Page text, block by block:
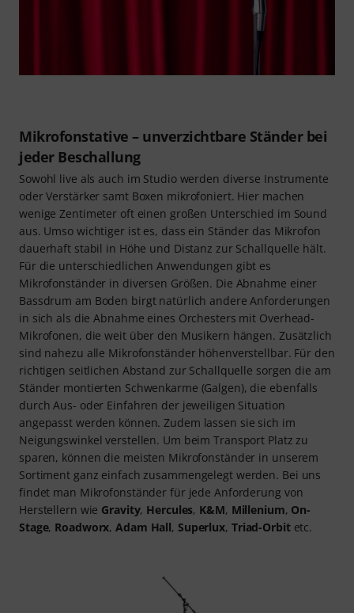
Mikrofonstative – unverzichtbare Ständer bei
jeder Beschallung
Sowohl live als auch im Studio werden diverse Instrumente
oder Verstärker samt Boxen mikrofoniert. Hier machen
wenige Zentimeter oft einen großen Unterschied im Sound
aus. Umso wichtiger ist es, dass ein Ständer das Mikrofon
dauerhaft stabil in Höhe und Distanz zur Schallquelle hält.
Für die unterschiedlichen Anwendungen gibt es
Mikrofonständer in diversen Größen. Die Abnahme einer
Bassdrum am Boden birgt natürlich andere Anforderungen
in sich als die Abnahme eines Orchesters mit Overhead-
Mikrofonen, die weit über den Musikern hängen. Zusätzlich
sind nahezu alle Mikrofonständer höhenverstellbar. Für den
richtigen seitlichen Abstand zur Schallquelle sorgen die am
Ständer montierten Schwenkarme (Galgen), die ebenfalls
durch Aus- oder Einfahren der jeweiligen Situation
angepasst werden können. Zudem lassen sie sich im
Neigungswinkel verstellen. Um beim Transport Platz zu
sparen, können die meisten Mikrofonständer in unserem
Sortiment ganz einfach zusammengelegt werden. Bei uns
findet man Mikrofonständer für jede Anforderung von
Herstellern wie Gravity, Hercules, K&M, Millenium, On-
Stage, Roadworx, Adam Hall, Superlux, Triad-Orbitetc.